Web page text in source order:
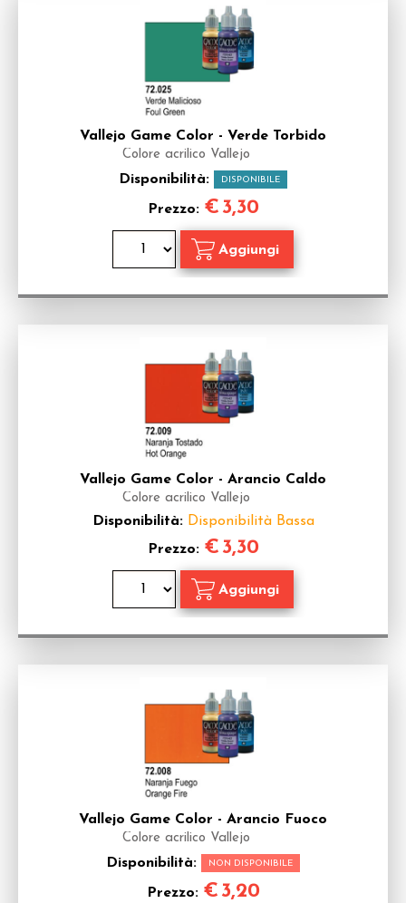
Vallejo Game Color - Verde Torbido
Colore acrilico Vallejo
Disponibilità: DISPONIBILE
Prezzo: € 3,30
Vallejo Game Color - Arancio Caldo
Colore acrilico Vallejo
Disponibilità: Disponibilità Bassa
Prezzo: € 3,30
Vallejo Game Color - Arancio Fuoco
Colore acrilico Vallejo
Disponibilità: NON DISPONIBILE
Prezzo: € 3,20